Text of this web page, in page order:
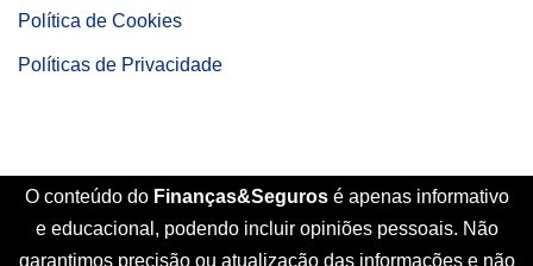
Política de Cookies
Políticas de Privacidade
O conteúdo do Finanças&Seguros é apenas informativo
e educacional, podendo incluir opiniões pessoais. Não
garantimos precisão ou atualização das informações e não